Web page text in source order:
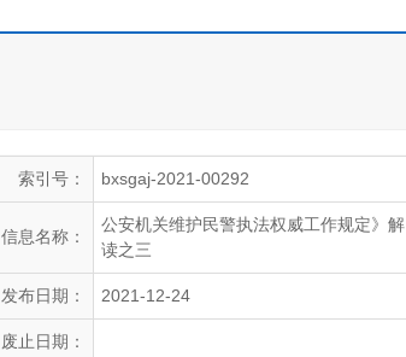
索引号： bxsgaj-2021-00292
信息名称：
公安机关维护民警执法权威工作规定》解
读之三
发布日期： 2021-12-24
废止日期：